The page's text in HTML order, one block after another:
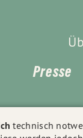
Presse
technisch